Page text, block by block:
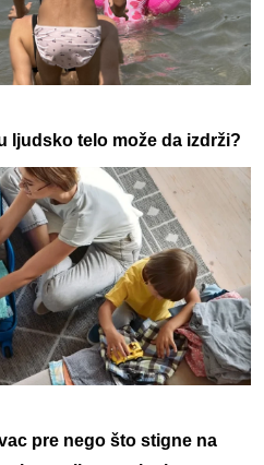
ljudsko telo može da izdrži?
pre nego što stigne na